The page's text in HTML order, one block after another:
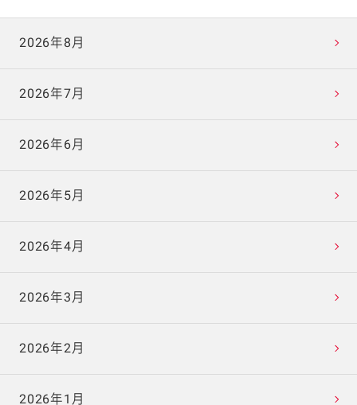
2026年8月
2026年7月
2026年6月
2026年5月
2026年4月
2026年3月
2026年2月
2026年1月